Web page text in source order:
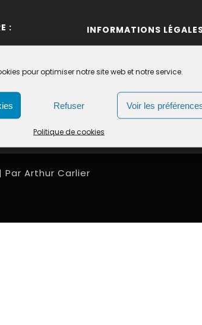
pour optimiser notre site web et notre service.
Refuser Voir les
Politique de cookies
:
– 17h00
14h00 –
INFORMATIONS
Politique de cookies (UE)
Par Arthur Carlier